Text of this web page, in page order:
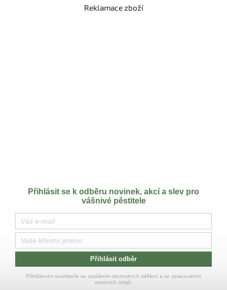
Reklamace zboží
Přihlásit se k odběru novinek, akcí a slev pro
vášnivé pěstitele
Přihlásit odběr
Přihlášením souhlasíte se zasíláním obchodních sdělení a se zpracováním
osobních údajů.